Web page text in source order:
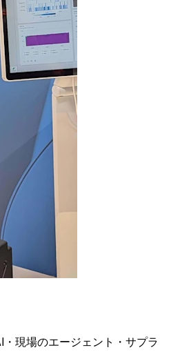
現場のエージェント・サプラ